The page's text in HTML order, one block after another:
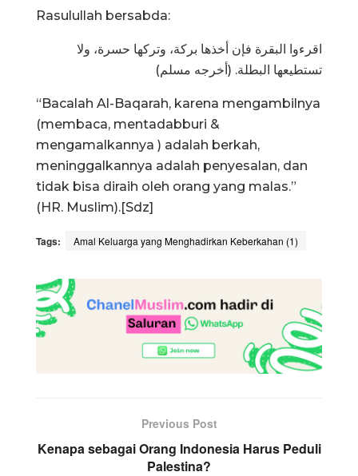
Rasulullah bersabda:
اقرءوا البقرة فإن أخذها بركة، وتركها حسرة، ولا
تستطيعها البطلة. (أخرجه مسلم)
“Bacalah Al-Baqarah, karena mengambilnya
(membaca, mentadabburi &
mengamalkannya ) adalah berkah,
meninggalkannya adalah penyesalan, dan
tidak bisa diraih oleh orang yang malas.”
(HR. Muslim).[Sdz]
Tags: Amal Keluarga yang Menghadirkan Keberkahan (1)
Previous Post
Kenapa sebagai Orang Indonesia Harus Peduli
Palestina?